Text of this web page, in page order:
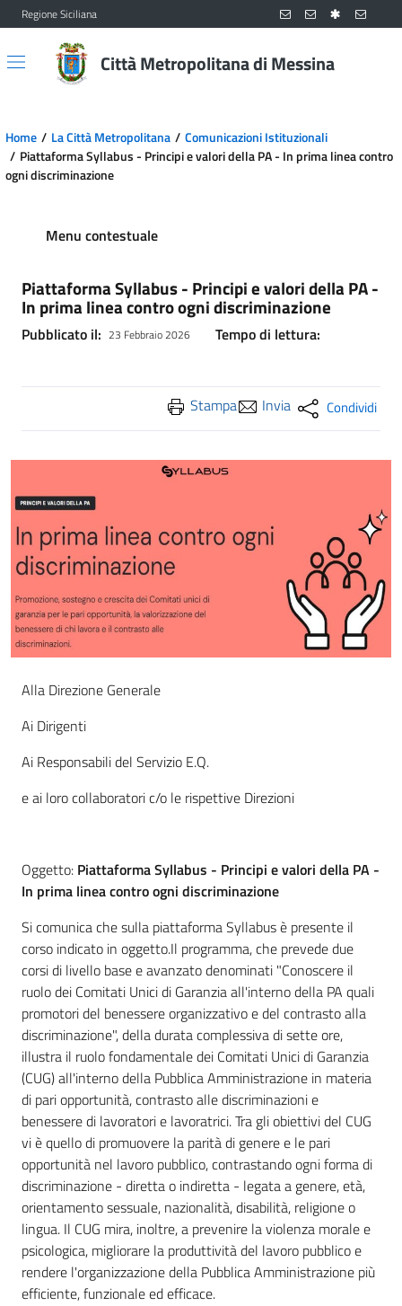
Vai al contenuto principale
Vai al menu principale
Regione Siciliana
Città Metropolitana di Messina
Home La Città Metropolitana
Comunicazioni Istituzionali
Piattaforma Syllabus - Principi e valori della PA - In prima linea contro
ogni discriminazione
Menu contestuale
Piattaforma Syllabus - Principi e valori della PA -
In prima linea contro ogni discriminazione
Pubblicato il: 23 Febbraio 2026 Tempo di lettura:
Stampa Invia Condividi
Alla Direzione Generale
Ai Dirigenti
Ai Responsabili del Servizio E.Q.
e ai loro collaboratori c/o le rispettive Direzioni
Oggetto: Piattaforma Syllabus - Principi e valori della PA -
In prima linea contro ogni discriminazione
Si comunica che sulla piattaforma Syllabus è presente il
corso indicato in oggetto.Il programma, che prevede due
corsi di livello base e avanzato denominati "Conoscere il
ruolo dei Comitati Unici di Garanzia all'interno della PA quali
promotori del benessere organizzativo e del contrasto alla
discriminazione", della durata complessiva di sette ore,
illustra il ruolo fondamentale dei Comitati Unici di Garanzia
(CUG) all'interno della Pubblica Amministrazione in materia
di pari opportunità, contrasto alle discriminazioni e
benessere di lavoratori e lavoratrici. Tra gli obiettivi del CUG
vi è quello di promuovere la parità di genere e le pari
opportunità nel lavoro pubblico, contrastando ogni forma di
discriminazione - diretta o indiretta - legata a genere, età,
orientamento sessuale, nazionalità, disabilità, religione o
lingua. Il CUG mira, inoltre, a prevenire la violenza morale e
psicologica, migliorare la produttività del lavoro pubblico e
rendere l'organizzazione della Pubblica Amministrazione più
efficiente, funzionale ed efficace.